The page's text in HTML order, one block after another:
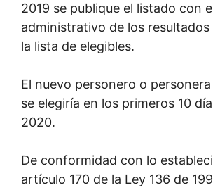
2019 se publique el listado con
administrativo de los
la lista de elegibles.
El nuevo personero o
se elegiría en los primeros 10
2020.
De conformidad con lo
artículo 170 de la Ley 136 de